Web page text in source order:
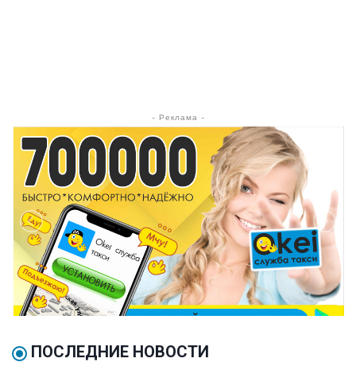
- Реклама -
ПОСЛЕДНИЕ НОВОСТИ